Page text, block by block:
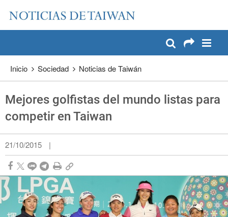
Pase a contenido principal
Inicio Sociedad Noticias de Taiwán
Mejores golfistas del mundo listas para
competir en Taiwan
21/10/2015 |